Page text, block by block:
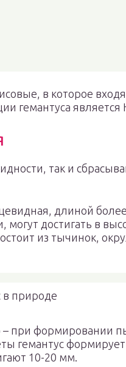
в которое
гемантуса
так и
длиной
достигать в
из тычинок,
в природе
– при формировании
гемантус
10-20 мм.